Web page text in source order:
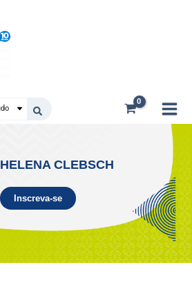
HELENA CLEBSCH
Inscreva-se